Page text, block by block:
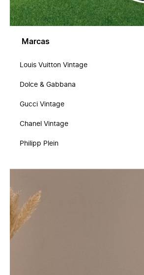
Marcas
Louis Vuitton Vintage
Dolce & Gabbana
Gucci Vintage
Chanel Vintage
Philipp Plein